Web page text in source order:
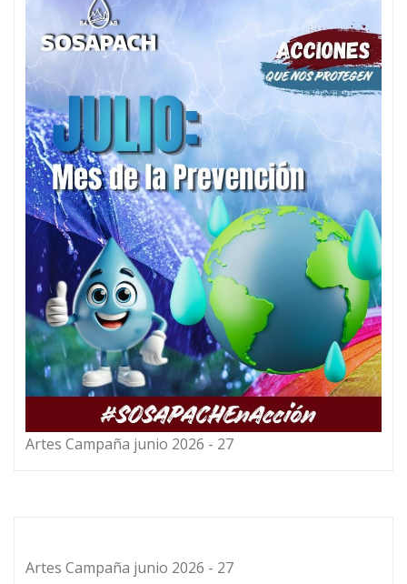
Artes Campaña junio 2026 - 27
Artes Campaña junio 2026 - 27